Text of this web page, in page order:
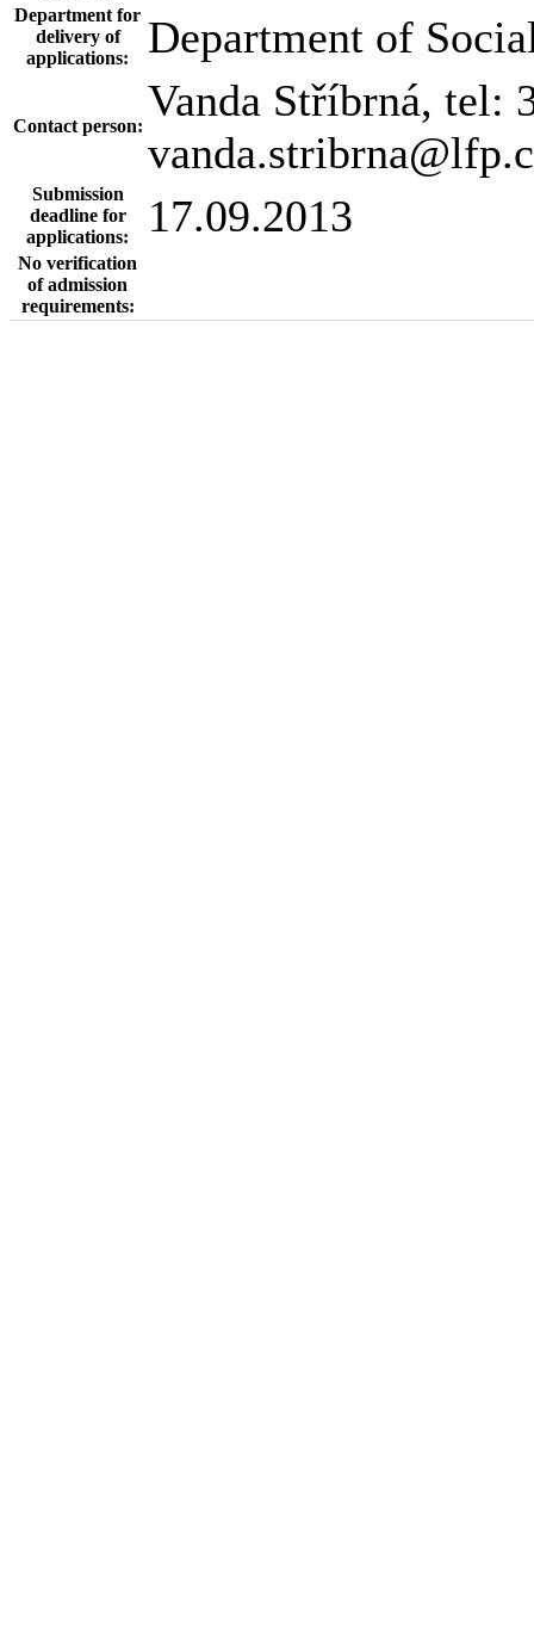
Department for
delivery of
applications:
Department of
Contact person:
Vanda Stříbrná, tel:
Submission
deadline for
applications:
17.09.2013
No verification
of admission
requirements: